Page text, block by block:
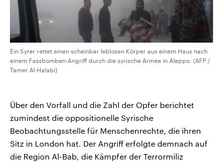
Ein Syrer rettet einen scheinbar leblosen Körper aus einem Haus nach
einem Fassbomben-Angriff durch die syrische Armee in Aleppo. (AFP /
Tamer Al-Halabi)
Über den Vorfall und die Zahl der Opfer berichtet
zumindest die oppositionelle Syrische
Beobachtungsstelle für Menschenrechte, die ihren
Sitz in London hat. Der Angriff erfolgte demnach auf
die Region Al-Bab, die Kämpfer der Terrormiliz